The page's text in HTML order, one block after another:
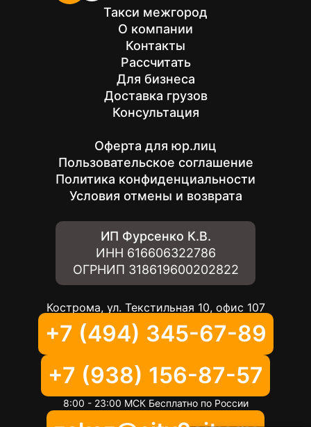
Такси межгород
О компании
Контакты
Рассчитать
Для бизнеса
Доставка грузов
Консультация
Оферта для юр.лиц
Пользовательское соглашение
Политика конфиденциальности
Условия отмены и возврата
ИП Фурсенко К.В.
ИНН 616606322786
ОГРНИП 318619600202822
Кострома, ул. Текстильная 10, офис 107
+7 (494) 345-67-89
+7 (938) 156-87-57
8:00 - 23:00 МСК Бесплатно по России